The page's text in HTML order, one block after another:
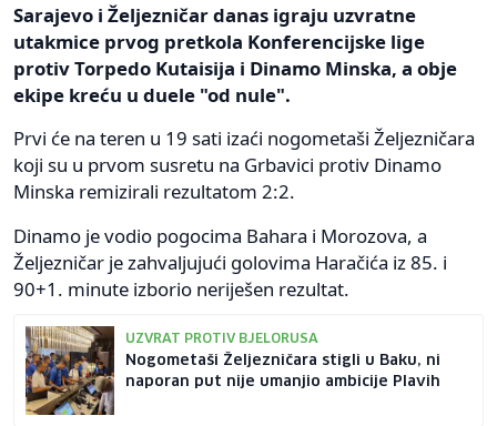
Sarajevo i Željezničar danas igraju uzvratne
utakmice prvog pretkola Konferencijske lige
protiv Torpedo Kutaisija i Dinamo Minska, a obje
ekipe kreću u duele "od nule".
Prvi će na teren u 19 sati izaći nogometaši Željezničara
koji su u prvom susretu na Grbavici protiv Dinamo
Minska remizirali rezultatom 2:2.
Dinamo je vodio pogocima Bahara i Morozova, a
Željezničar je zahvaljujući golovima Haračića iz 85. i
90+1. minute izborio neriješen rezultat.
UZVRAT PROTIV BJELORUSA
Nogometaši Željezničara stigli u Baku, ni
naporan put nije umanjio ambicije Plavih